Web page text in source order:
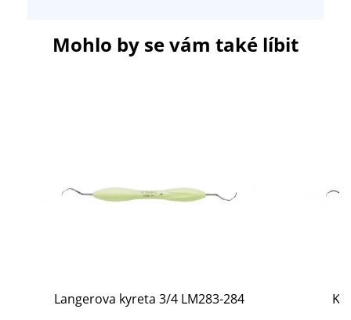
Mohlo by se vám také líbit
Langerova kyreta 3/4 LM283-284